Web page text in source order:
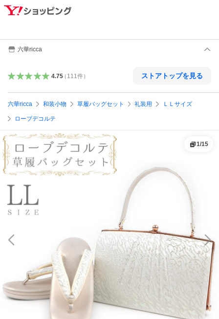
六華ricca
4.75（ 111件） ストアトップを見る
六華ricca 和装小物 草履バッグセット 礼装用 ＬＬサイズ
ローブデコルテ
1/15